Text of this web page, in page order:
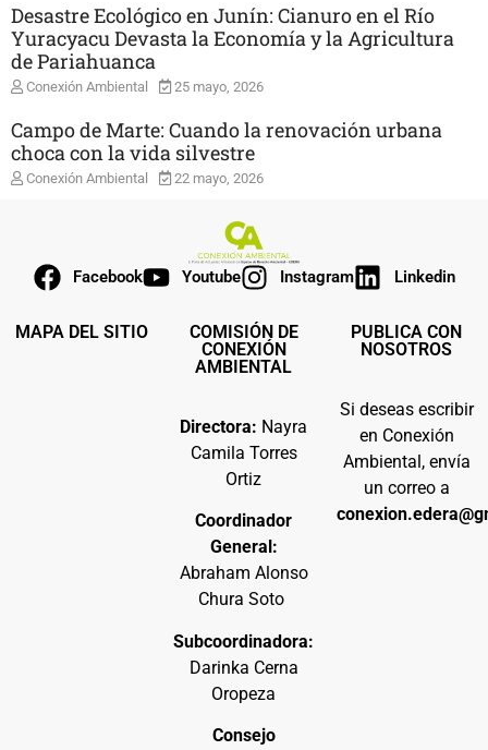
Desastre Ecológico en Junín: Cianuro en el Río
Yuracyacu Devasta la Economía y la Agricultura
de Pariahuanca
Conexión Ambiental 25 mayo, 2026
Campo de Marte: Cuando la renovación urbana
choca con la vida silvestre
Conexión Ambiental 22 mayo, 2026
Facebook Youtube Instagram Linkedin
MAPA DEL SITIO
COMISIÓN DE
CONEXIÓN
AMBIENTAL
Directora: Nayra
Camila Torres
Ortiz
Coordinador
General:
Abraham Alonso
Chura Soto
Subcoordinadora:
Darinka Cerna
Oropeza
Consejo
PUBLICA CON
NOSOTROS
Si deseas escribir
en Conexión
Ambiental, envía
un correo a